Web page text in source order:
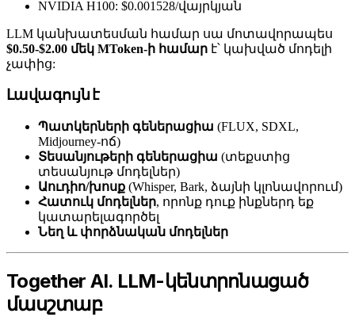
NVIDIA H100: $0.001528/վայրկյան
LLM կանխատեսման համար սա մոտավորապես
$0.50-$2.00 մեկ MToken-ի համար է՝ կախված մոդելի
չափից:
Լավագույն է
Պատկերների գեներացիա (FLUX, SDXL,
Midjourney-ոճ)
Տեսանյութերի գեներացիա (տեքստից
տեսանյութ մոդելներ)
Աուդիո/խոսք (Whisper, Bark, ձայնի կլոնավորում)
Հատուկ մոդելներ, որոնք դուք ինքներդ եք
կատարելագործել
Նեղ և փորձնական մոդելներ
Together AI. LLM-կենտրոնացած
մասշտաբ